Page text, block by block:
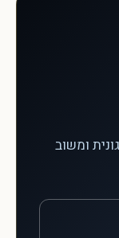
ומשוב